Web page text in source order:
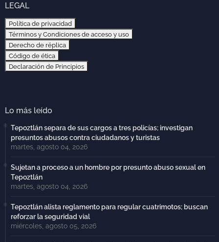
LEGAL
Política de privacidad
Términos y Condiciones de acceso y uso
Derecho de réplica
Código de ética
Declaración de Principios
Lo más leído
Tepoztlán separa de sus cargos a tres policías; investigan
presuntos abusos contra ciudadanos y turistas
martes, agosto 04, 2026
Sujetan a proceso a un hombre por presunto abuso sexual en
Tepoztlán
martes, agosto 04, 2026
Tepoztlán alista reglamento para regular cuatrimotos; buscan
reforzar la seguridad vial
miércoles, agosto 05, 2026